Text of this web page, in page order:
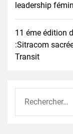
leadership
11 éme édition
:Sitracom
Transit